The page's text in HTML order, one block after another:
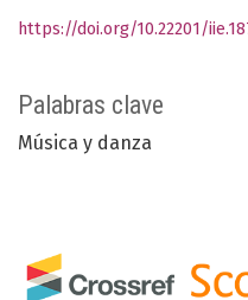
Palabras clave
Música y danza
https://doi.org/10.22201/